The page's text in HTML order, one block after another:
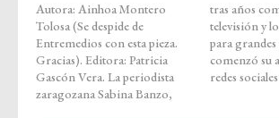
Autora: Ainhoa Montero
Tolosa (Se despide de
Entremedios con esta pieza.
Gracias). Editora: Patricia
Gascón Vera. La periodista
zaragozana Sabina Banzo,
tras años como reportera de
televisión y locutora de spots
para grandes marcas,
comenzó su andadura en
redes